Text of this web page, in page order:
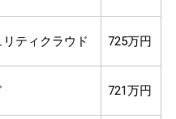
ティクラウド 725万円
721万円